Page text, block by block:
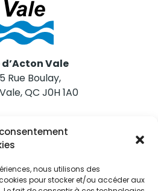
nous utilisons des
pour stocker et/ou accéder aux
Vale
Rue Boulay,
QC J0H 1A0
joindre
546-2703